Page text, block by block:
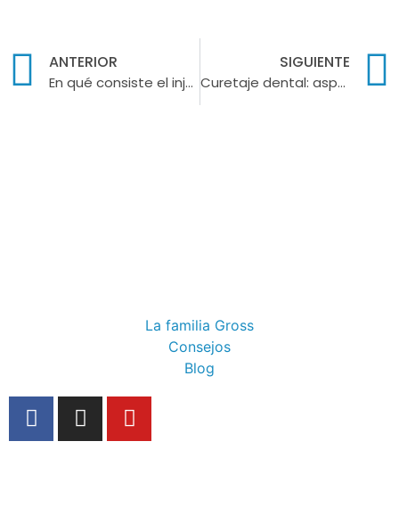
ANTERIOR
En qué consiste el injerto gingival libre
SIGUIENTE
Curetaje dental: aspectos importantes
La familia Gross
Consejos
Blog